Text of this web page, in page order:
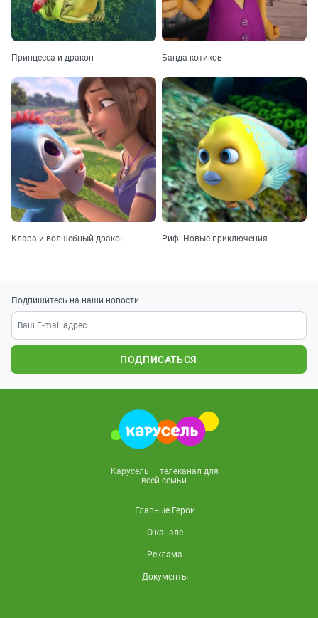
Принцесса и дракон Банда котиков
Клара и волшебный дракон Риф. Новые приключения
Подпишитесь на наши новости
ПОДПИСАТЬСЯ
Карусель — телеканал для
всей семьи.
Главные Герои
О канале
Реклама
Документы